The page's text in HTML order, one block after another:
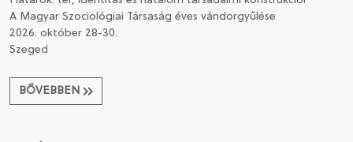
A Magyar Szociológiai Társaság éves vándorgyűlése
2026. október 28-30.
Szeged
BŐVEBBEN